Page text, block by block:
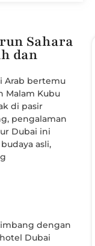
Sahara
dan
Arab bertemu
Malam Kubu
di pasir
pengalaman
Dubai ini
asli,
dengan
Dubai